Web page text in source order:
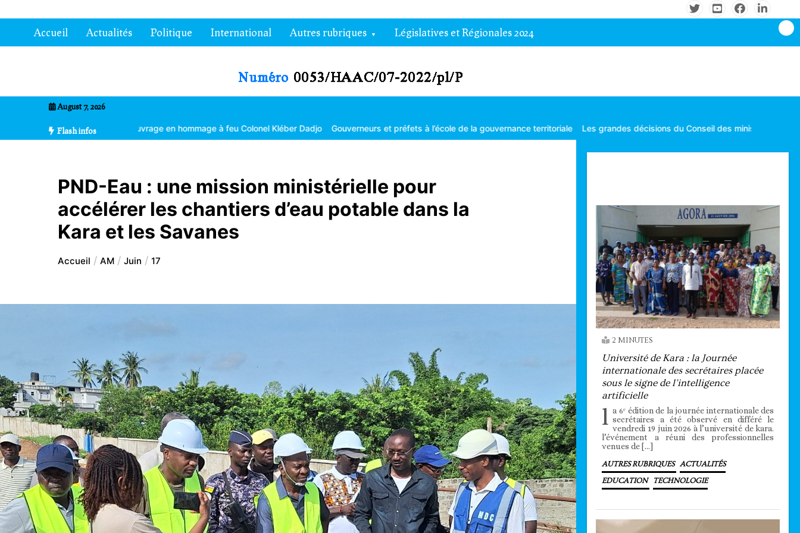
au
contenuAccueil Actualités Politique International Autres rubriques Législatives et Régionales 2024
August 7, 2026
Flash infos
Un ouvrage en hommage à feu Colonel Kléber Dadjo Gouverneurs et préfets à l’école de la gouvernance territoriale Les grandes décisions du Conseil des ministres tenu le mardi 04 Août
PND-Eau : une mission ministérielle pour
accélérer les chantiers d’eau potable dans la
Kara et les Savanes
Accueil AM Juin 17
2 MINUTES
Université de Kara : la Journée
internationale des secrétaires placée
sous le signe de l’intelligence
artificielle
l a 6ᵉ édition de la journée internationale des
secrétaires a été observé en différé le
vendredi 19 juin 2026 à l’université de kara.
l’événement a réuni des professionnelles
venues de […]
AUTRES RUBRIQUES ACTUALITÉS
EDUCATION TECHNOLOGIE